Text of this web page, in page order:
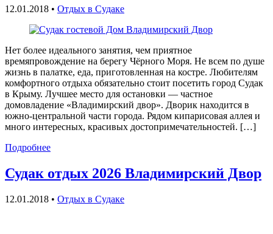
12.01.2018 • Отдых в Судаке
Нет более идеального занятия, чем приятное
времяпровождение на берегу Чёрного Моря. Не всем по душе
жизнь в палатке, еда, приготовленная на костре. Любителям
комфортного отдыха обязательно стоит посетить город Судак
в Крыму. Лучшее место для остановки — частное
домовладение «Владимирский двор». Дворик находится в
южно-центральной части города. Рядом кипарисовая аллея и
много интересных, красивых достопримечательностей. […]
Подробнее
Судак отдых 2026 Владимирский Двор
12.01.2018 • Отдых в Судаке